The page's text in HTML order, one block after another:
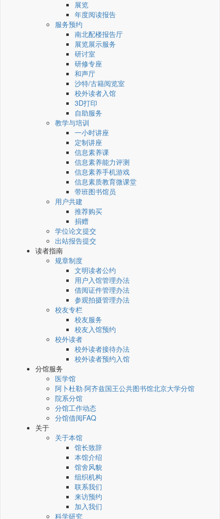
展览
年度阅读报告
服务预约
南北配楼报告厅
展览展示服务
研讨室
研修专座
和声厅
沙特/古籍阅览室
校外读者入馆
3D打印
自助服务
教学与培训
一小时讲座
定制讲座
信息素养课
信息素养能力评测
信息素养手机游戏
信息素质教育微课堂
带班图书馆员
用户共建
推荐购买
捐赠
学位论文提交
出站报告提交
读者指南
规章制度
文明读者公约
用户入馆管理办法
借阅证件管理办法
参观拍摄管理办法
校友专栏
校友服务
校友入馆预约
校外读者
校外读者接待办法
校外读者预约入馆
分馆服务
医学馆
阿卜杜勒·阿齐兹国王公共图书馆北京大学分馆
院系分馆
分馆工作动态
分馆借阅FAQ
关于
关于本馆
馆长致辞
本馆介绍
馆舍风貌
组织机构
联系我们
来访预约
加入我们
科学研究